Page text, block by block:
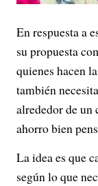
En respuesta a
su propuesta
quienes hacen
también
alrededor de un
ahorro bien
La idea es que
según lo que